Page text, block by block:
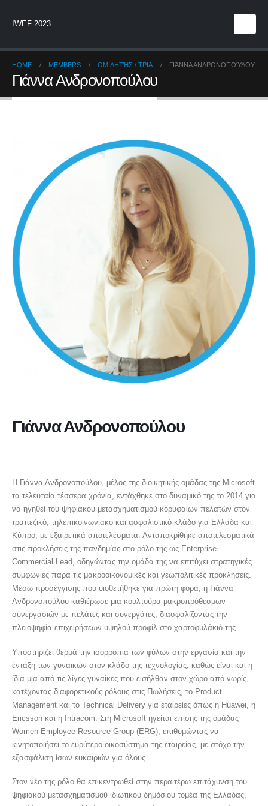
IWEF 2023
HOME MEMBERS ΟΜΙΛΗΤΉΣ / ΤΡΙΑ ΓΙΆΝΝΑ ΑΝΔΡΟΝΟΠΟΎΛΟΥ
Γιάννα Ανδρονοπούλου
Γιάννα Ανδρονοπούλου
Η Γιάννα Ανδρονοπούλου, μέλος της διοικητικής ομάδας της Microsoft
τα τελευταία τέσσερα χρόνια, εντάχθηκε στο δυναμικό της το 2014 για
να ηγηθεί του ψηφιακού μετασχηματισμού κορυφαίων πελατών στον
τραπεζικό, τηλεπικοινωνιακό και ασφαλιστικό κλάδο για Ελλάδα και
Κύπρο, με εξαιρετικά αποτελέσματα. Ανταποκρίθηκε αποτελεσματικά
στις προκλήσεις της πανδημίας στο ρόλο της ως Enterprise
Commercial Lead, οδηγώντας την ομάδα της να επιτύχει στρατηγικές
συμφωνίες παρά τις μακροοικονομικές και γεωπολιτικές προκλήσεις.
Μέσω προσέγγισης που υιοθετήθηκε για πρώτη φορά, η Γιάννα
Ανδρονοπούλου καθιέρωσε μια κουλτούρα μακροπρόθεσμων
συνεργασιών με πελάτες και συνεργάτες, διασφαλίζοντας την
πλειοψηφία επιχειρήσεων υψηλού προφίλ στο χαρτοφυλάκιό της.
Υποστηρίζει θερμά την ισορροπία των φύλων στην εργασία και την
ένταξη των γυναικών στον κλάδο της τεχνολογίας, καθώς είναι και η
ίδια μια από τις λίγες γυναίκες που εισήλθαν στον χώρο από νωρίς,
κατέχοντας διαφορετικούς ρόλους στις Πωλήσεις, το Product
Management και το Technical Delivery για εταιρείες όπως η Huawei, η
Ericsson και η Intracom. Στη Microsoft ηγείται επίσης της ομάδας
Women Employee Resource Group (ERG), επιθυμώντας να
κινητοποιήσει το ευρύτερο οικοσύστημα της εταιρείας, με στόχο την
εξασφάλιση ίσων ευκαιριών για όλους.
Στον νέο της ρόλο θα επικεντρωθεί στην περαιτέρω επιτάχυνση του
ψηφιακού μετασχηματισμού ιδιωτικού δημόσιου τομέα της Ελλάδας,